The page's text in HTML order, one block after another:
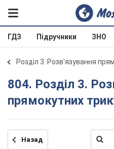
ГДЗ Підручники ЗНО
Розділ 3. Розв'язування
804. Розділ 3. Розв'язування
прямокутних
Назад